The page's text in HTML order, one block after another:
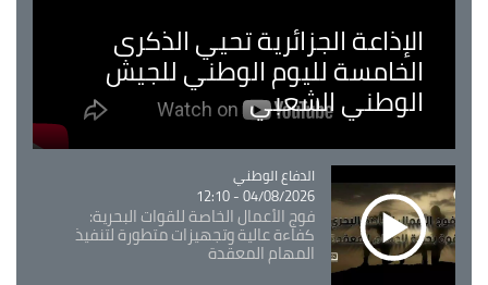
الإذاعة الجزائرية تحيي الذكرى
الخامسة لليوم الوطني للجيش
الوطني الشعبي
Catégorie
الدفاع الوطني
04/08/2026 - 12:10
فوج الأعمال الخاصة للقوات البحرية:
كفاءة عالية وتجهيزات متطورة لتنفيذ
المهام المعقدة